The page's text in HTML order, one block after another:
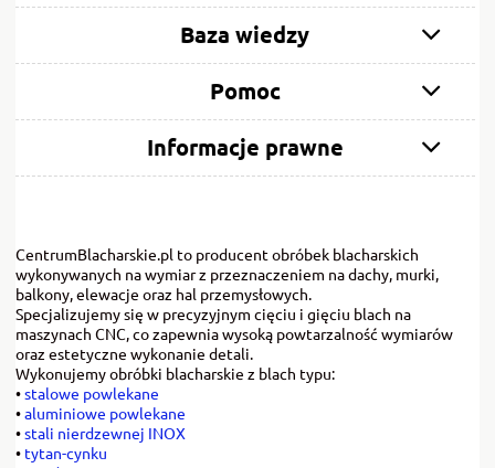
Baza wiedzy
Pomoc
Informacje prawne
CentrumBlacharskie.pl to producent obróbek blacharskich
wykonywanych na wymiar z przeznaczeniem na dachy, murki,
balkony, elewacje oraz hal przemysłowych.
Specjalizujemy się w precyzyjnym cięciu i gięciu blach na
maszynach CNC, co zapewnia wysoką powtarzalność wymiarów
oraz estetyczne wykonanie detali.
Wykonujemy obróbki blacharskie z blach typu:
•stalowe powlekane
•aluminiowe powlekane
•stali nierdzewnej INOX
• tytan-cynku